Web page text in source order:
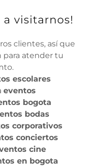
a visitarnos!
clientes, así que
para atender tu
escolares
eventos
bogota
bodas
corporativos
conciertos
cine
en bogota